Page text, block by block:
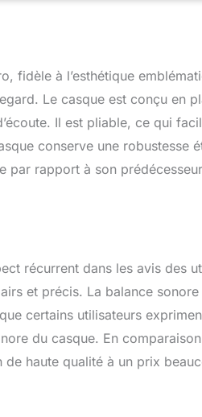
fidèle à l’esthétique
Le casque est conçu en
Il est pliable, ce qui
conserve une robustesse
par rapport à son
récurrent dans les avis des
et précis. La balance
certains utilisateurs
du casque. En
haute qualité à un prix